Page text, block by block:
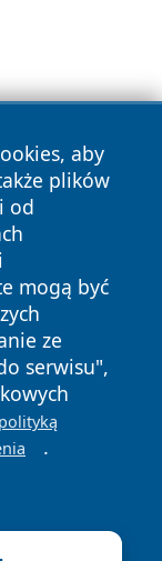
aby
plików
od
mogą być
ze
serwisu",
polityką
.
prawa
Polityka
Cookies